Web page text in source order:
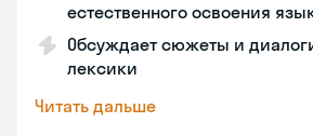
естественного освоения
Обсуждает сюжеты и
лексики
Читать дальше